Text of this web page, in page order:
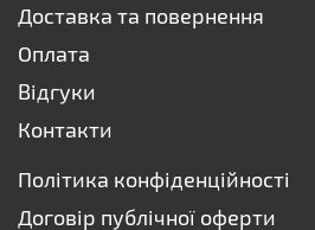
Доставка та повернення
Оплата
Відгуки
Контакти
Політика конфіденційності
Договір публічної оферти